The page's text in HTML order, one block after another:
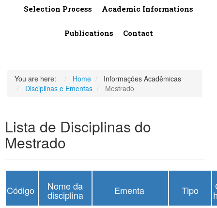
Selection Process Academic Informations
Publications Contact
You are here: Home
Informações Acadêmicas
Disciplinas e Ementas
Mestrado
Lista de Disciplinas do
Mestrado
Código Nome da
disciplina Ementa Tipo